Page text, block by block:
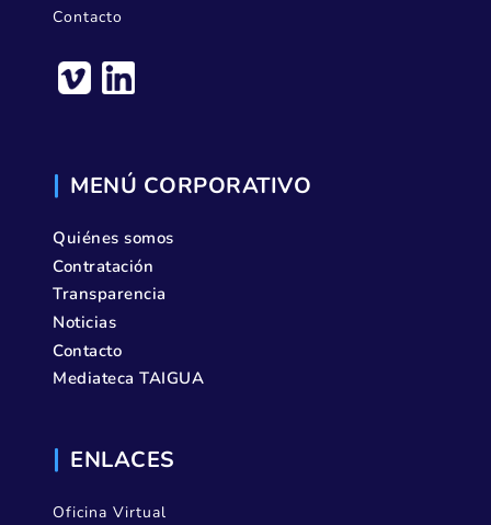
Contacto
MENÚ CORPORATIVO
Quiénes somos
Contratación
Transparencia
Noticias
Contacto
Mediateca TAIGUA
ENLACES
Oficina Virtual